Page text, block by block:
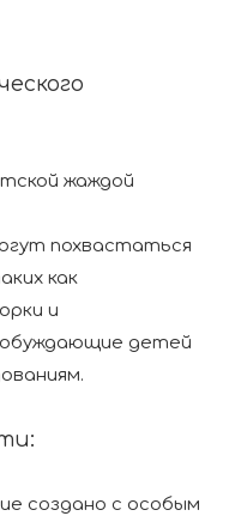
жаждой
похвастаться
как
и
детей
создано с особым